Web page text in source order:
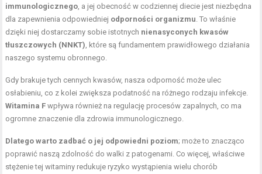
immunologicznego, a jej obecność w codziennej diecie jest niezbędna
dla zapewnienia odpowiedniej odporności organizmu. To właśnie
dzięki niej dostarczamy sobie istotnych nienasyconych kwasów
tłuszczowych (NNKT), które są fundamentem prawidłowego działania
naszego systemu obronnego.
Gdy brakuje tych cennych kwasów, nasza odporność może ulec
osłabieniu, co z kolei zwiększa podatność na różnego rodzaju infekcje.
Witamina F wpływa również na regulację procesów zapalnych, co ma
ogromne znaczenie dla zdrowia immunologicznego.
Dlatego warto zadbać o jej odpowiedni poziom; może to znacząco
poprawić naszą zdolność do walki z patogenami. Co więcej, właściwe
stężenie tej witaminy redukuje ryzyko wystąpienia wielu chorób